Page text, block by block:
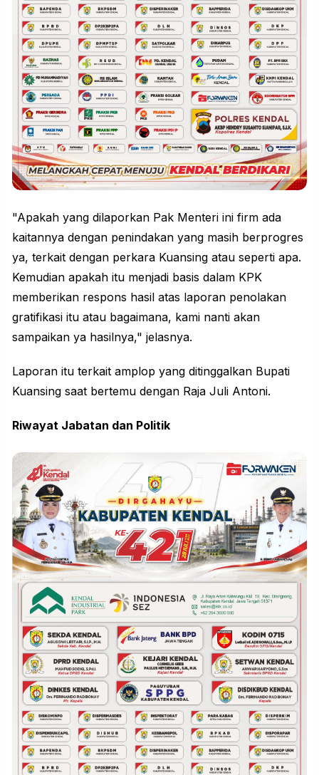
"Apakah yang dilaporkan Pak Menteri ini firm ada
kaitannya dengan penindakan yang masih berprogres
ya, terkait dengan perkara Kuansing atau seperti apa.
Kemudian apakah itu menjadi basis dalam KPK
memberikan respons hasil atas laporan penolakan
gratifikasi itu atau bagaimana, kami nanti akan
sampaikan ya hasilnya," jelasnya.
Laporan itu terkait amplop yang ditinggalkan Bupati
Kuansing saat bertemu dengan Raja Juli Antoni.
Riwayat Jabatan dan Politik